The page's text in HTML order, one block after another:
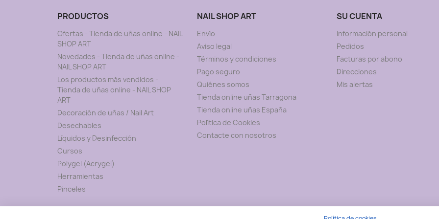
PRODUCTOS
Ofertas - Tienda de uñas online - NAIL
SHOP ART
Novedades - Tienda de uñas online -
NAIL SHOP ART
Los productos más vendidos -
Tienda de uñas online - NAIL SHOP
ART
Decoración de uñas / Nail Art
Desechables
Líquidos y Desinfección
Cursos
Polygel (Acrygel)
Herramientas
Pinceles
NAIL SHOP ART
Envío
Aviso legal
Términos y condiciones
Pago seguro
Quiénes somos
Tienda online uñas Tarragona
Tienda online uñas España
Política de Cookies
Contacte con nosotros
SU CUENTA
Información personal
Pedidos
Facturas por abono
Direcciones
Mis alertas